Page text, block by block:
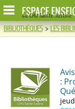
ESPACE
du CHU Sainte-Justine
BIBLIOTHÈQUES>LES
: